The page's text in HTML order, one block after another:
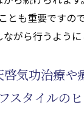
とも重要ですの
がら行うように
啓気功治療や
スタイルの